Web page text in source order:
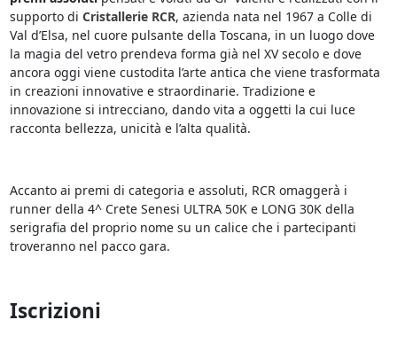
supporto di Cristallerie RCR, azienda nata nel 1967 a Colle di
Val d’Elsa, nel cuore pulsante della Toscana, in un luogo dove
la magia del vetro prendeva forma già nel XV secolo e dove
ancora oggi viene custodita l’arte antica che viene trasformata
in creazioni innovative e straordinarie. Tradizione e
innovazione si intrecciano, dando vita a oggetti la cui luce
racconta bellezza, unicità e l’alta qualità.
Accanto ai premi di categoria e assoluti, RCR omaggerà i
runner della 4^ Crete Senesi ULTRA 50K e LONG 30K della
serigrafia del proprio nome su un calice che i partecipanti
troveranno nel pacco gara.
Iscrizioni